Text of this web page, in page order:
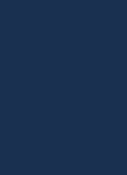
Pretoria